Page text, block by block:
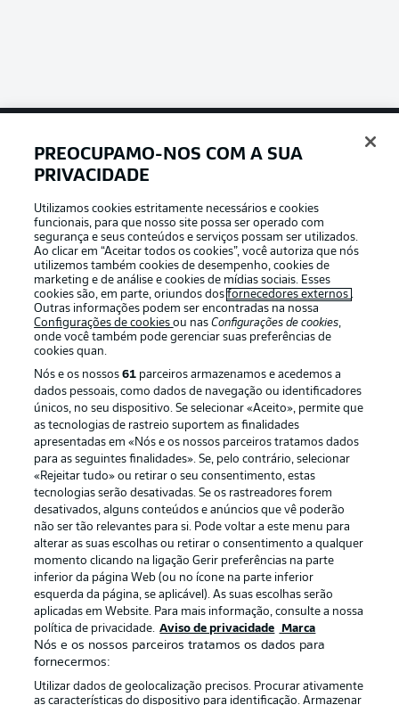
Football as it’s meant to be
APLICATIVO DA BUNDESLIGA
Oferecido por
Publicidade Avisos legais
Gerir preferências Aviso de privacidade
Termos de uso Emissoras
Trabalhe conosco Marca
PREOCUPAMO-NOS COM A SUA
PRIVACIDADE
Utilizamos cookies estritamente necessários e cookies
funcionais, para que nosso site possa ser operado com
segurança e seus conteúdos e serviços possam ser utilizados.
Ao clicar em “Aceitar todos os cookies”, você autoriza que nós
utilizemos também cookies de desempenho, cookies de
marketing e de análise e cookies de mídias sociais. Esses
cookies são, em parte, oriundos dosfornecedores externos .
Outras informações podem ser encontradas na nossa
Configurações de cookiesou nasConfigurações de cookies,
onde você também pode gerenciar suas preferências de
cookies quan.
Nós e os nossos61 parceiros armazenamos e acedemos a
dados pessoais, como dados de navegação ou identificadores
únicos, no seu dispositivo. Se selecionar «Aceito», permite que
as tecnologias de rastreio suportem as finalidades
apresentadas em «Nós e os nossos parceiros tratamos dados
para as seguintes finalidades». Se, pelo contrário, selecionar
«Rejeitar tudo» ou retirar o seu consentimento, estas
tecnologias serão desativadas. Se os rastreadores forem
desativados, alguns conteúdos e anúncios que vê poderão
não ser tão relevantes para si. Pode voltar a este menu para
alterar as suas escolhas ou retirar o consentimento a qualquer
momento clicando na ligação Gerir preferências na parte
inferior da página Web (ou no ícone na parte inferior
esquerda da página, se aplicável). As suas escolhas serão
aplicadas em Website. Para mais informação, consulte a nossa
política de privacidade. Aviso de privacidade Marca
Nós e os nossos parceiros tratamos os dados para
fornecermos:
Utilizar dados de geolocalização precisos. Procurar ativamente
as características do dispositivo para identificação. Armazenar